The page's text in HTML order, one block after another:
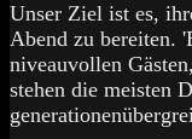
Unser Ziel ist es,
Abend zu bereiten.
niveauvollen
stehen die meisten